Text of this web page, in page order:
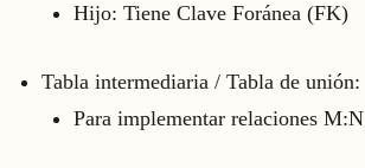
Hijo: Tiene Clave Foránea (FK)
Tabla intermediaria / Tabla de unión:
Para implementar relaciones M:N